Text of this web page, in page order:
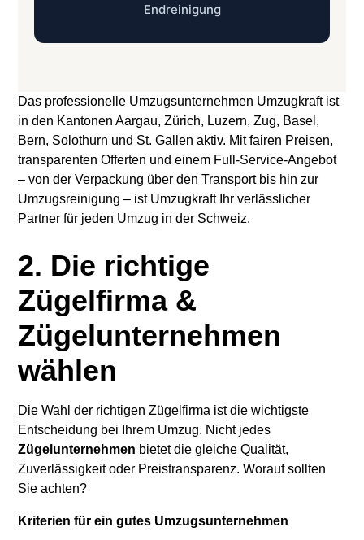
Endreinigung
Das professionelle Umzugsunternehmen Umzugkraft ist
in den Kantonen Aargau, Zürich, Luzern, Zug, Basel,
Bern, Solothurn und St. Gallen aktiv. Mit fairen Preisen,
transparenten Offerten und einem Full-Service-Angebot
– von der Verpackung über den Transport bis hin zur
Umzugsreinigung – ist Umzugkraft Ihr verlässlicher
Partner für jeden Umzug in der Schweiz.
2. Die richtige
Zügelfirma &
Zügelunternehmen
wählen
Die Wahl der richtigen Zügelfirma ist die wichtigste
Entscheidung bei Ihrem Umzug. Nicht jedes
Zügelunternehmen bietet die gleiche Qualität,
Zuverlässigkeit oder Preistransparenz. Worauf sollten
Sie achten?
Kriterien für ein gutes Umzugsunternehmen